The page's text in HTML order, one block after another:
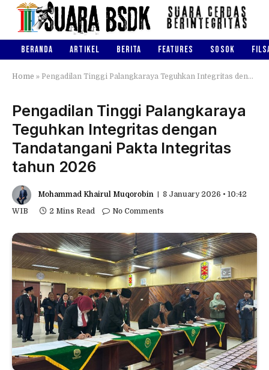
BERANDA ARTIKEL BERITA FEATURES SOSOK
Home » Pengadilan Tinggi Palangkaraya Teguhkan Integritas dengan Tandatangani Pakta Integritas tahun 2026
Pengadilan Tinggi Palangkaraya
Teguhkan Integritas dengan
Tandatangani Pakta Integritas
tahun 2026
Mohammad Khairul Muqorobin
8 January 2026 • 10:42
WIB
2 Mins Read No Comments